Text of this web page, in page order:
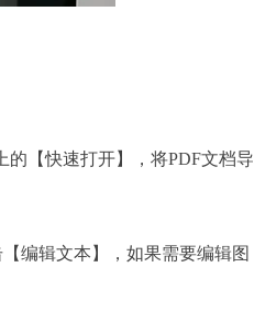
【快速打开】，将PDF文档导
编辑文本】，如果需要编辑图